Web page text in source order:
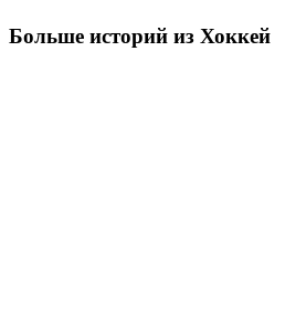
Больше историй из Хоккей